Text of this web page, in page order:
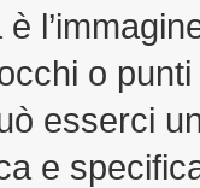
o
esserci
e